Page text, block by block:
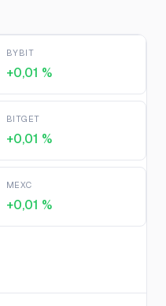
BYBIT
+0,01 %
BITGET
+0,01 %
MEXC
+0,01 %